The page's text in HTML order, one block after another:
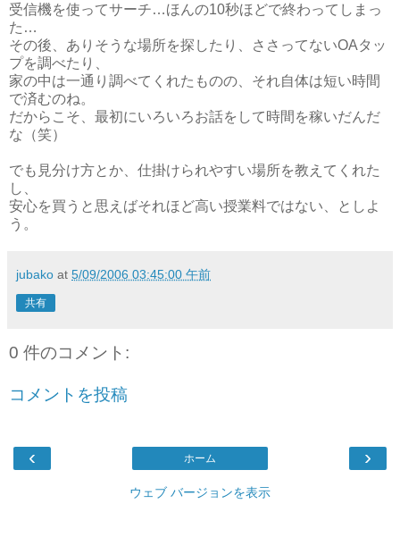
受信機を使ってサーチ…ほんの10秒ほどで終わってしまっ
た…
その後、ありそうな場所を探したり、ささってないOAタッ
プを調べたり、
家の中は一通り調べてくれたものの、それ自体は短い時間
で済むのね。
だからこそ、最初にいろいろお話をして時間を稼いだんだ
な（笑）
でも見分け方とか、仕掛けられやすい場所を教えてくれた
し、
安心を買うと思えばそれほど高い授業料ではない、としよ
う。
jubako at 5/09/2006 03:45:00 午前
共有
0 件のコメント:
コメントを投稿
‹ ›
ホーム
ウェブ バージョンを表示